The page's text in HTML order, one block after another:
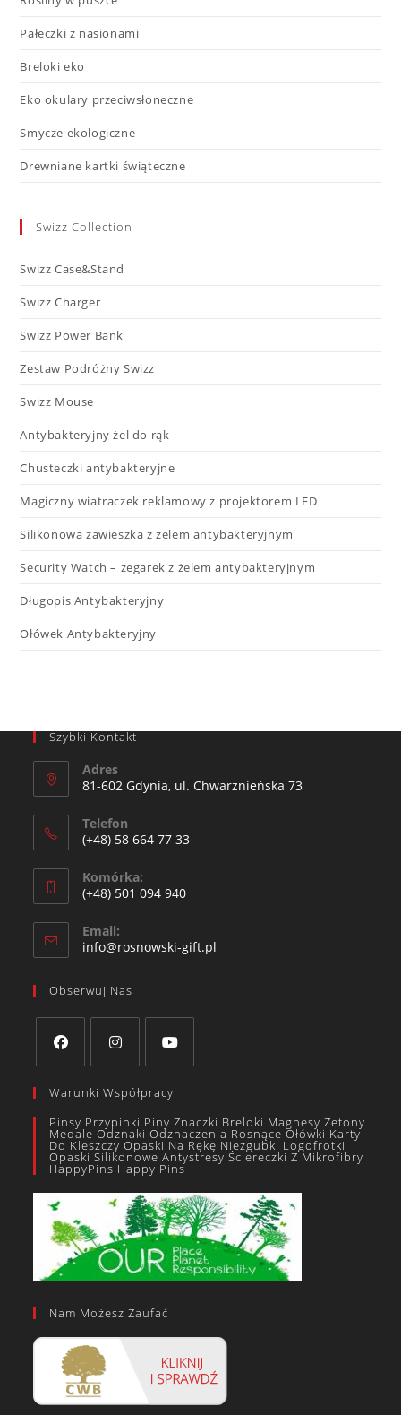
Pałeczki z nasionami
Breloki eko
Eko okulary przeciwsłoneczne
Smycze ekologiczne
Drewniane kartki świąteczne
Swizz Collection
Swizz Case&Stand
Swizz Charger
Swizz Power Bank
Zestaw Podróżny Swizz
Swizz Mouse
Antybakteryjny żel do rąk
Chusteczki antybakteryjne
Magiczny wiatraczek reklamowy z projektorem LED​
Silikonowa zawieszka z żelem antybakteryjnym
Security Watch – zegarek z żelem antybakteryjnym
Długopis Antybakteryjny
Ołówek Antybakteryjny
Szybki Kontakt
Adres
81-602 Gdynia, ul. Chwarznieńska 73
Telefon
(+48) 58 664 77 33
Komórka:
(+48) 501 094 940​
Email:
info@rosnowski-gift.pl
Obserwuj Nas
Warunki Współpracy
Pinsy Przypinki Piny Znaczki Breloki Magnesy Żetony
Medale Odznaki Odznaczenia Rosnące Ołówki Karty
Do Kleszczy Opaski Na Rękę Niezgubki Logofrotki
Opaski Silikonowe Antystresy Ściereczki Z Mikrofibry
HappyPins Happy Pins
Nam Możesz Zaufać